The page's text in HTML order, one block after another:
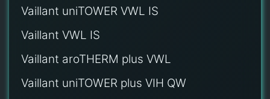
Vaillant uniTOWER VWL IS
Vaillant VWL IS
Vaillant aroTHERM plus VWL
Vaillant uniTOWER plus VIH QW